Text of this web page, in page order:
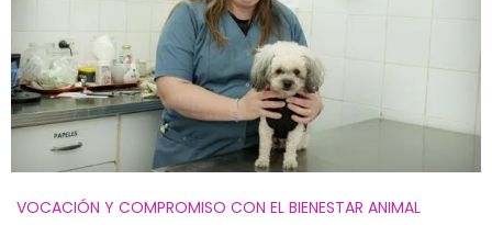
VOCACIÓN Y COMPROMISO CON EL BIENESTAR ANIMAL